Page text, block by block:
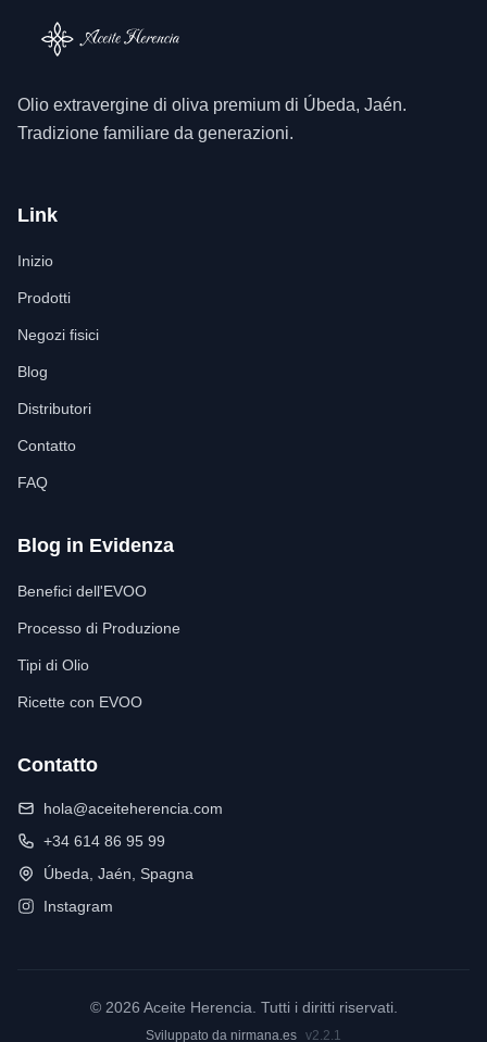
Olio extravergine di oliva premium di Úbeda, Jaén.
Tradizione familiare da generazioni.
Link
Inizio
Prodotti
Negozi fisici
Blog
Distributori
Contatto
FAQ
Blog in Evidenza
Benefici dell'EVOO
Processo di Produzione
Tipi di Olio
Ricette con EVOO
Contatto
hola@aceiteherencia.com
+34 614 86 95 99
Úbeda, Jaén, Spagna
Instagram
© 2026 Aceite Herencia. Tutti i diritti riservati.
Sviluppato da nirmana.es v2.2.1